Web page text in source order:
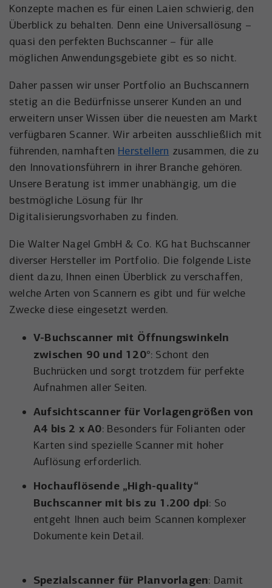
Konzepte machen es für einen Laien schwierig, den
Überblick zu behalten. Denn eine Universallösung –
quasi den perfekten Buchscanner – für alle
möglichen Anwendungsgebiete gibt es so nicht.
Daher passen wir unser Portfolio an Buchscannern
stetig an die Bedürfnisse unserer Kunden an und
erweitern unser Wissen über die neuesten am Markt
verfügbaren Scanner. Wir arbeiten ausschließlich mit
führenden, namhaften Herstellern zusammen, die zu
den Innovationsführern in ihrer Branche gehören.
Unsere Beratung ist immer unabhängig, um die
bestmögliche Lösung für Ihr
Digitalisierungsvorhaben zu finden.
Die Walter Nagel GmbH & Co. KG hat Buchscanner
diverser Hersteller im Portfolio. Die folgende Liste
dient dazu, Ihnen einen Überblick zu verschaffen,
welche Arten von Scannern es gibt und für welche
Zwecke diese eingesetzt werden.
V-Buchscanner mit Öffnungswinkeln
zwischen 90 und 120°: Schont den
Buchrücken und sorgt trotzdem für perfekte
Aufnahmen aller Seiten.
Aufsichtscanner für Vorlagengrößen von
A4 bis 2 x A0: Besonders für Folianten oder
Karten sind spezielle Scanner mit hoher
Auflösung erforderlich.
Hochauflösende „High-quality“
Buchscanner mit bis zu 1.200 dpi: So
entgeht Ihnen auch beim Scannen komplexer
Dokumente kein Detail.
Spezialscanner für Planvorlagen: Damit